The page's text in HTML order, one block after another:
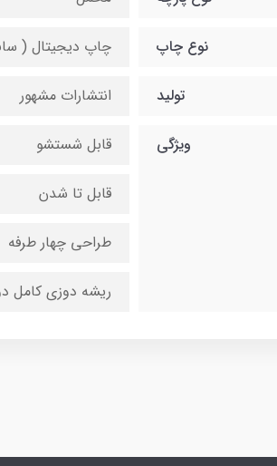
نوع چاپ چاپ دیجیتال (
تولید انتشارات مشهور
ویژگی قابل شستشو
قابل تا شدن
طراحی چهار طرفه
ریشه دوزی کامل